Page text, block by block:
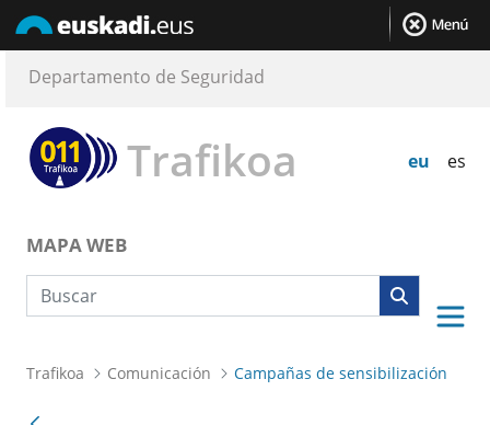
Trafikoa eu es
Departamento de Seguridad
MAPA WEB
Búsqueda web
Trafikoa Comunicación Campañas de sensibilización